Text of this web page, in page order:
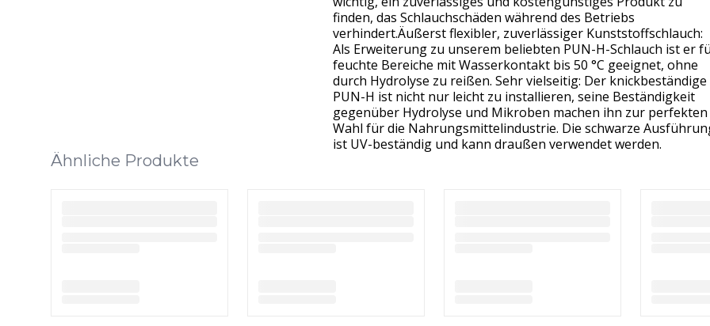
finden, das Schlauchschäden während des Betriebs
verhindert.Äußerst flexibler, zuverlässiger Kunststoffschlauch:
Als Erweiterung zu unserem beliebten PUN-H-Schlauch ist er
feuchte Bereiche mit Wasserkontakt bis 50 °C geeignet, ohne
durch Hydrolyse zu reißen. Sehr vielseitig: Der knickbeständige
PUN-H ist nicht nur leicht zu installieren, seine Beständigkeit
gegenüber Hydrolyse und Mikroben machen ihn zur perfekten
Wahl für die Nahrungsmittelindustrie. Die schwarze
ist UV-beständig und kann draußen verwendet werden.
Ähnliche Produkte